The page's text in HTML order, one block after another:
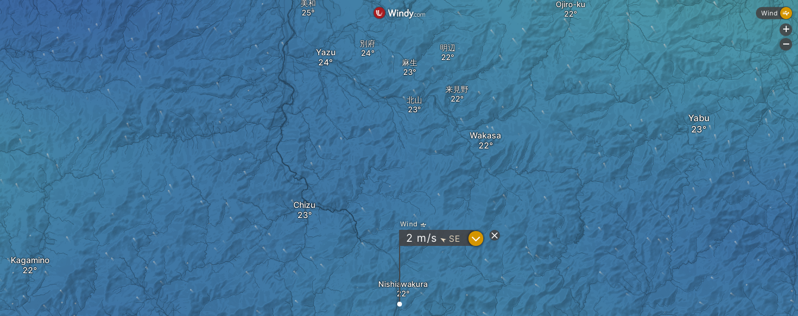
Chizu
Nishiawakura
美和
Yazu
北山
麻生
来見野
別府
Wakasa
明辺
Ojiro-ku
Kagamino
Yabu
Wind
2 m/s " SE ?
Wind
+
-